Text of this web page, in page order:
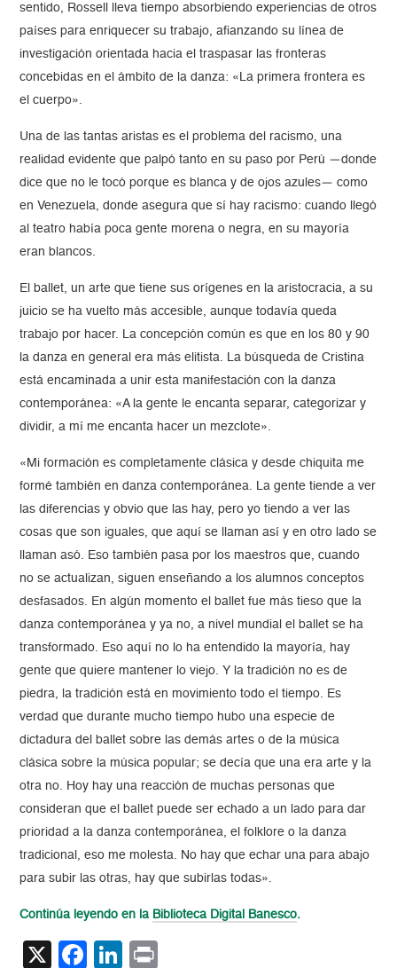
sentido, Rossell lleva tiempo absorbiendo experiencias de otros
países para enriquecer su trabajo, afianzando su línea de
investigación orientada hacia el traspasar las fronteras
concebidas en el ámbito de la danza: «La primera frontera es
el cuerpo».
Una de las tantas aristas es el problema del racismo, una
realidad evidente que palpó tanto en su paso por Perú —donde
dice que no le tocó porque es blanca y de ojos azules— como
en Venezuela, donde asegura que sí hay racismo: cuando llegó
al teatro había poca gente morena o negra, en su mayoría
eran blancos.
El ballet, un arte que tiene sus orígenes en la aristocracia, a su
juicio se ha vuelto más accesible, aunque todavía queda
trabajo por hacer. La concepción común es que en los 80 y 90
la danza en general era más elitista. La búsqueda de Cristina
está encaminada a unir esta manifestación con la danza
contemporánea: «A la gente le encanta separar, categorizar y
dividir, a mí me encanta hacer un mezclote».
«Mi formación es completamente clásica y desde chiquita me
formé también en danza contemporánea. La gente tiende a ver
las diferencias y obvio que las hay, pero yo tiendo a ver las
cosas que son iguales, que aquí se llaman así y en otro lado se
llaman asó. Eso también pasa por los maestros que, cuando
no se actualizan, siguen enseñando a los alumnos conceptos
desfasados. En algún momento el ballet fue más tieso que la
danza contemporánea y ya no, a nivel mundial el ballet se ha
transformado. Eso aquí no lo ha entendido la mayoría, hay
gente que quiere mantener lo viejo. Y la tradición no es de
piedra, la tradición está en movimiento todo el tiempo. Es
verdad que durante mucho tiempo hubo una especie de
dictadura del ballet sobre las demás artes o de la música
clásica sobre la música popular; se decía que una era arte y la
otra no. Hoy hay una reacción de muchas personas que
consideran que el ballet puede ser echado a un lado para dar
prioridad a la danza contemporánea, el folklore o la danza
tradicional, eso me molesta. No hay que echar una para abajo
para subir las otras, hay que subirlas todas».
Continúa leyendo en la Biblioteca Digital Banesco.
X Facebook
LinkedIn